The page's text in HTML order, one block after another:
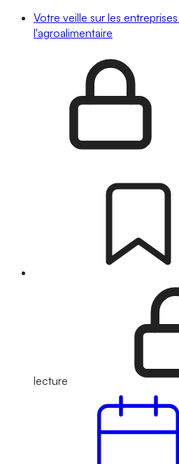
Votre veille sur les
l'agroalimentaire
lecture